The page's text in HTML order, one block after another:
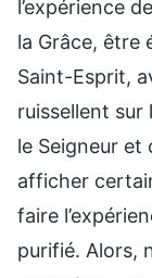
l’expérience
la Grâce, être
Saint-Esprit,
ruissellent sur
le Seigneur et
afficher
faire
purifié. Alors,